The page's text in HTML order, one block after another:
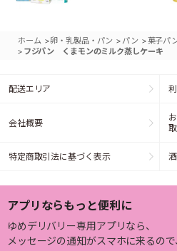
ホーム >卵・乳製品・パン > パン >菓子パ
> フジパン くまモンのミルク蒸しケーキ
配送エリア
会社概要
特定商取引法に基づく表示
アプリならもっと便利に
ゆめデリバリー専用アプリなら、
メッセージの通知がスマホに来るので